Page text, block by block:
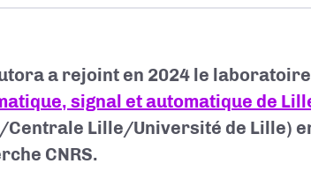
a rejoint en 2024 le laboratoire
signal et automatique de
Centrale Lille/Université de Lille)
CNRS.